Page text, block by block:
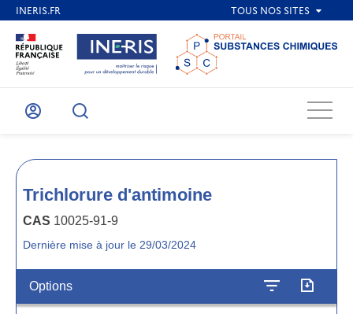
Mon
Recherche
Menu
Trichlorure d'antimoine
CAS 10025-91-9
Dernière mise à jour le 29/03/2024
Options